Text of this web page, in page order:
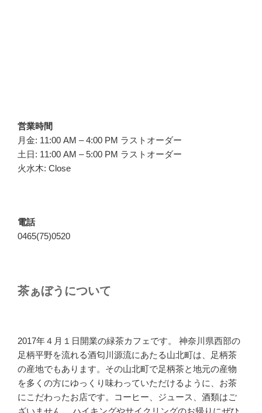
営業時間
月金: 11:00 AM – 4:00 PM ラストオーダー
土日: 11:00 AM – 5:00 PM ラストオーダー
火水木: Close
電話
0465(75)0520
茶ぁぼうについて
2017年４月１日開業の緑茶カフェです。 神奈川県西部の
足柄平野を流れる酒匂川源流にあたる山北町は、足柄茶
の産地でもあります。その山北町で足柄茶と地元の産物
を多くの方にゆっくり味わっていただけるように、お茶
にこだわったお店です。コーヒー、ジュース、酒類はご